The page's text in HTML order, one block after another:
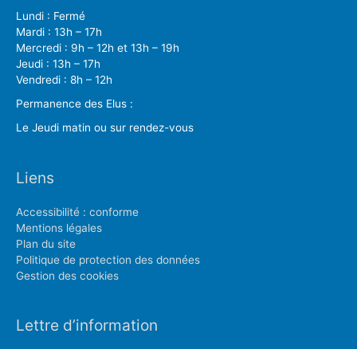
Lundi : Fermé
Mardi : 13h – 17h
Mercredi : 9h – 12h et 13h – 19h
Jeudi : 13h – 17h
Vendredi : 8h – 12h
Permanence des Elus :
Le Jeudi matin ou sur rendez-vous
Liens
Accessibilité : conforme
Mentions légales
Plan du site
Politique de protection des données
Gestion des cookies
Lettre d’information